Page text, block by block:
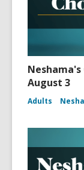
Neshama's
August 3
Adults